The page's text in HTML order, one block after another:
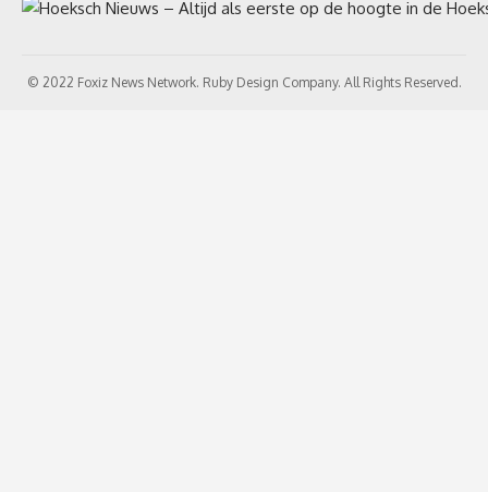
© 2022 Foxiz News Network. Ruby Design Company. All Rights Reserved.